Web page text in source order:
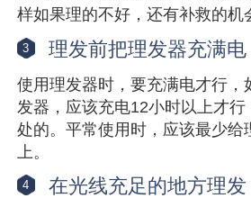
样如果理的不好，还有补救的机
3 理发前把理发器充满电
使用理发器时，要充满电才行，
发器，应该充电12小时以上才
处的。平常使用时，应该最少给
上。
4 在光线充足的地方理发